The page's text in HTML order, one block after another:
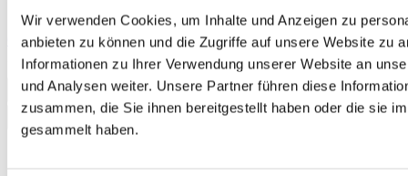
Wir verwenden Cookies, um Inhalte und Anzeigen zu
anbieten zu können und die Zugriffe auf unsere Website zu
Informationen zu Ihrer Verwendung unserer Website an
und Analysen weiter. Unsere Partner führen diese
zusammen, die Sie ihnen bereitgestellt haben oder die sie
gesammelt haben.
Grammatiktraining Deutsch für A1-B1 E-Book
9,90 €
In den Warenkorb